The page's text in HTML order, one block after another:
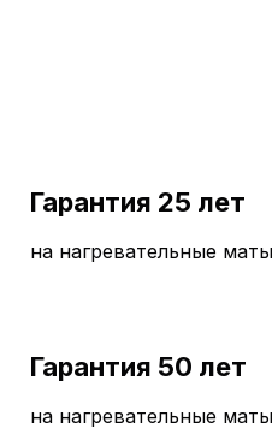
Гарантия 25 лет
на нагревательные
Гарантия 50 лет
на нагревательные